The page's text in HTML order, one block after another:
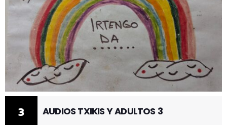
3 AUDIOS TXIKIS Y ADULTOS 3